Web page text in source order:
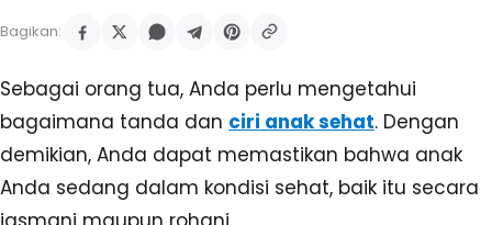
Bagikan:
Sebagai orang tua, Anda perlu mengetahui
bagaimana tanda dan ciri anak sehat. Dengan
demikian, Anda dapat memastikan bahwa anak
Anda sedang dalam kondisi sehat, baik itu secara